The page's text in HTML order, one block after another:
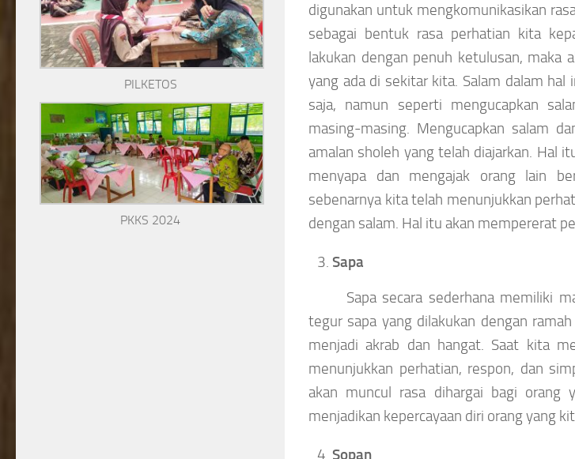
digunakan untuk mengkomunikasikan
sebagai bentuk rasa perhatian kita
lakukan dengan penuh ketulusan, maka
yang ada di sekitar kita. Salam dalam
saja, namun seperti mengucapkan
masing-masing. Mengucapkan salam
amalan sholeh yang telah diajarkan. Hal
menyapa dan mengajak orang lain
sebenarnya kita telah menunjukkan
dengan salam. Hal itu akan mempererat
Sapa
Sapa secara sederhana memiliki
tegur sapa yang dilakukan dengan
menjadi akrab dan hangat. Saat kita
menunjukkan perhatian, respon, dan
akan muncul rasa dihargai bagi orang
menjadikan kepercayaan diri orang yang
Sopan
PILKETOS
PKKS 2024